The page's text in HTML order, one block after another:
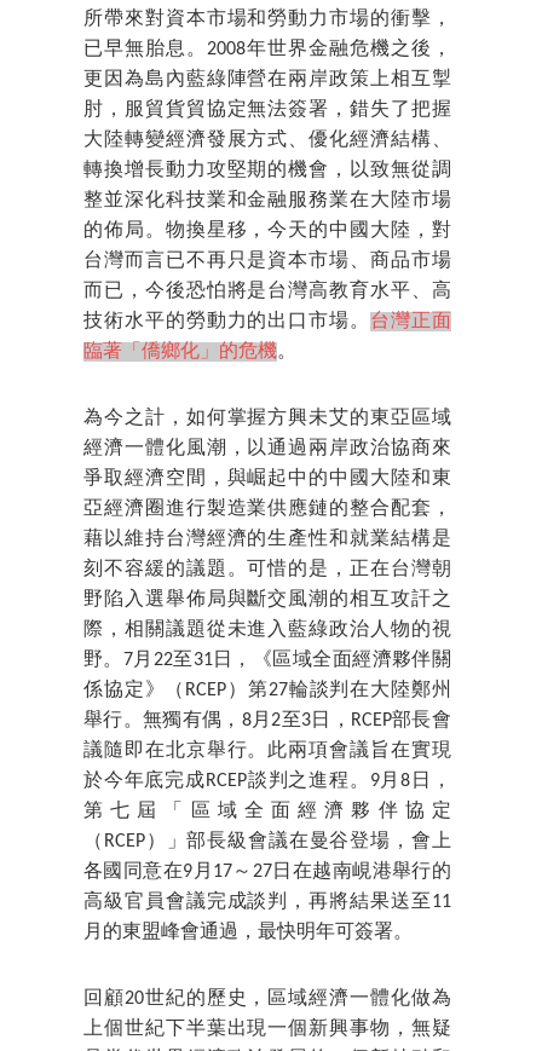
所帶來對資本市場和勞動力市場的衝擊，
已早無胎息。2008年世界金融危機之後，
更因為島內藍綠陣營在兩岸政策上相互掣
肘，服貿貨貿協定無法簽署，錯失了把握
大陸轉變經濟發展方式、優化經濟結構、
轉換增長動力攻堅期的機會，以致無從調
整並深化科技業和金融服務業在大陸市場
的佈局。物換星移，今天的中國大陸，對
台灣而言已不再只是資本市場、商品市場
而已，今後恐怕將是台灣高教育水平、高
技術水平的勞動力的出口市場。 台灣正面
臨著「僑鄉化」的危機。
為今之計，如何掌握方興未艾的東亞區域
經濟一體化風潮，以通過兩岸政治協商來
爭取經濟空間，與崛起中的中國大陸和東
亞經濟圈進行製造業供應鏈的整合配套，
藉以維持台灣經濟的生產性和就業結構是
刻不容緩的議題。可惜的是，正在台灣朝
野陷入選舉佈局與斷交風潮的相互攻訐之
際，相關議題從未進入藍綠政治人物的視
野。7月22至31日，《區域全面經濟夥伴關
係協定》（RCEP）第27輪談判在大陸鄭州
舉行。無獨有偶，8月2至3日，RCEP部長會
議隨即在北京舉行。此兩項會議旨在實現
於今年底完成RCEP談判之進程。9月8日，
第七屆「區域全面經濟夥伴協定
（RCEP）」部長級會議在曼谷登場，會上
各國同意在9月17～27日在越南峴港舉行的
高級官員會議完成談判，再將結果送至11
月的東盟峰會通過，最快明年可簽署。
回顧20世紀的歷史，區域經濟一體化做為
上個世紀下半葉出現一個新興事物，無疑